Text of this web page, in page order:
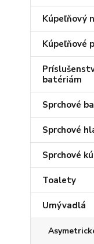
Kúpeľňový
Kúpeľňové
batériám
Sprchové
Sprchové
Sprchové
Toalety
Umývadlá